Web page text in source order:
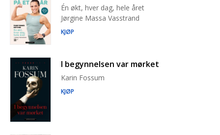
Én økt, hver dag, hele året
Jørgine Massa Vasstrand
KJØP
I begynnelsen var mørket
Karin Fossum
KJØP